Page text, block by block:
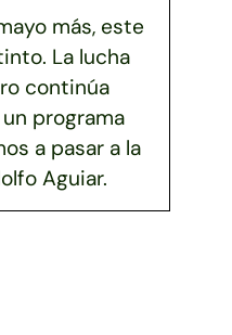
más, este
La lucha
continúa
programa
a pasar a la
Aguiar.